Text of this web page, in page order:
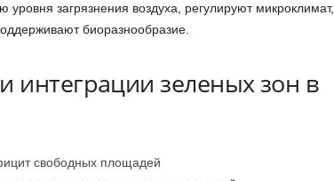
загрязнения воздуха, регулируют микроклимат,
биоразнообразие.
интеграции зеленых зон в
свободных площадей